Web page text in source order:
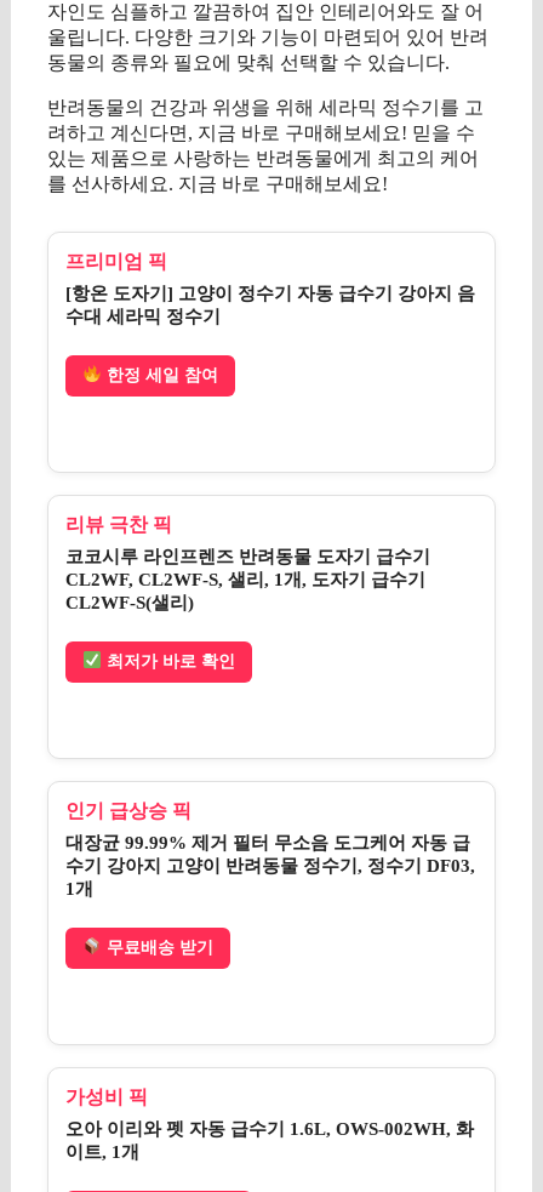
자인도 심플하고 깔끔하여 집안 인테리어와도 잘 어
울립니다. 다양한 크기와 기능이 마련되어 있어 반려
동물의 종류와 필요에 맞춰 선택할 수 있습니다.
반려동물의 건강과 위생을 위해 세라믹 정수기를 고
려하고 계신다면, 지금 바로 구매해보세요! 믿을 수
있는 제품으로 사랑하는 반려동물에게 최고의 케어
를 선사하세요. 지금 바로 구매해보세요!
프리미엄 픽
[항온 도자기] 고양이 정수기 자동 급수기 강아지 음
수대 세라믹 정수기
한정 세일 참여
리뷰 극찬 픽
코코시루 라인프렌즈 반려동물 도자기 급수기
CL2WF, CL2WF-S, 샐리, 1개, 도자기 급수기
CL2WF-S(샐리)
최저가 바로 확인
인기 급상승 픽
대장균 99.99% 제거 필터 무소음 도그케어 자동 급
수기 강아지 고양이 반려동물 정수기, 정수기 DF03,
1개
무료배송 받기
가성비 픽
오아 이리와 펫 자동 급수기 1.6L, OWS-002WH, 화
이트, 1개